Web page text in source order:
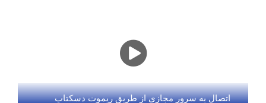
اتصال به سرور مجازی از طریق ریموت دسکتاپ